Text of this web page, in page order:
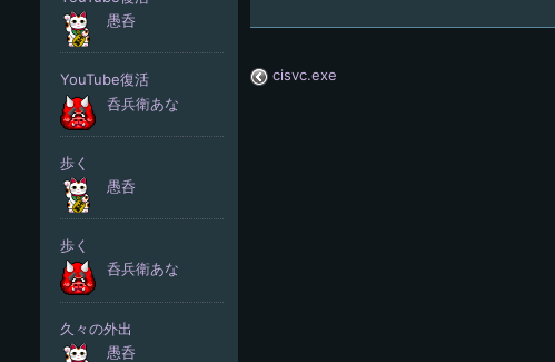
cisvc.exe